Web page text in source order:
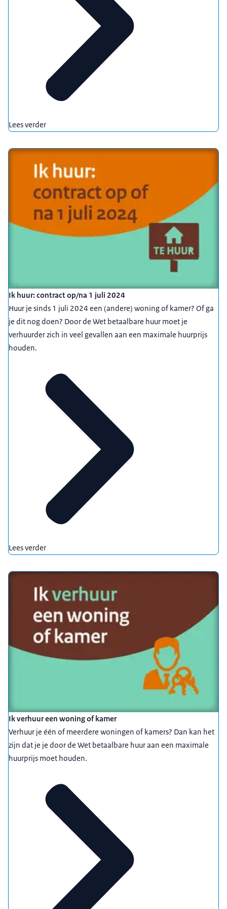
nieuwe wet voor jouw huurprijs betekent? Klik
hieronder op jouw situatie.
Lees verder
Ik huur: contract op/na 1 juli 2024
Huur je sinds 1 juli 2024 een (andere) woning of kamer? Of ga
je dit nog doen? Door de Wet betaalbare huur moet je
verhuurder zich in veel gevallen aan een maximale huurprijs
houden.
Lees verder
Ik verhuur een woning of kamer
Verhuur je één of meerdere woningen of kamers? Dan kan het
zijn dat je je door de Wet betaalbare huur aan een maximale
huurprijs moet houden.